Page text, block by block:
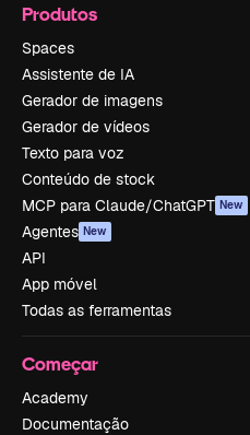
Produtos
Spaces
Assistente de IA
Gerador de imagens
Gerador de vídeos
Texto para voz
Conteúdo de stock
MCP para Claude/ChatGPT New
Agentes New
API
App móvel
Todas as ferramentas
Começar
Academy
Documentação